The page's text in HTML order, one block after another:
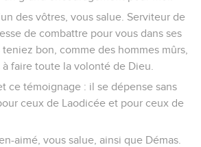
des vôtres, vous salue. Serviteur de
de combattre pour vous dans ses
bon, comme des hommes mûrs,
faire toute la volonté de Dieu.
ce témoignage : il se dépense sans
ceux de Laodicée et pour ceux de
aimé, vous salue, ainsi que Démas.